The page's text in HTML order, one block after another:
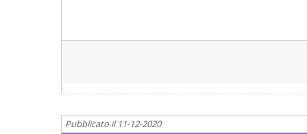
è quella che almeno io e mia figlia Claudia,
i miei consigli e segnalazioni di priorità
Pubblicato il 11-12-2020